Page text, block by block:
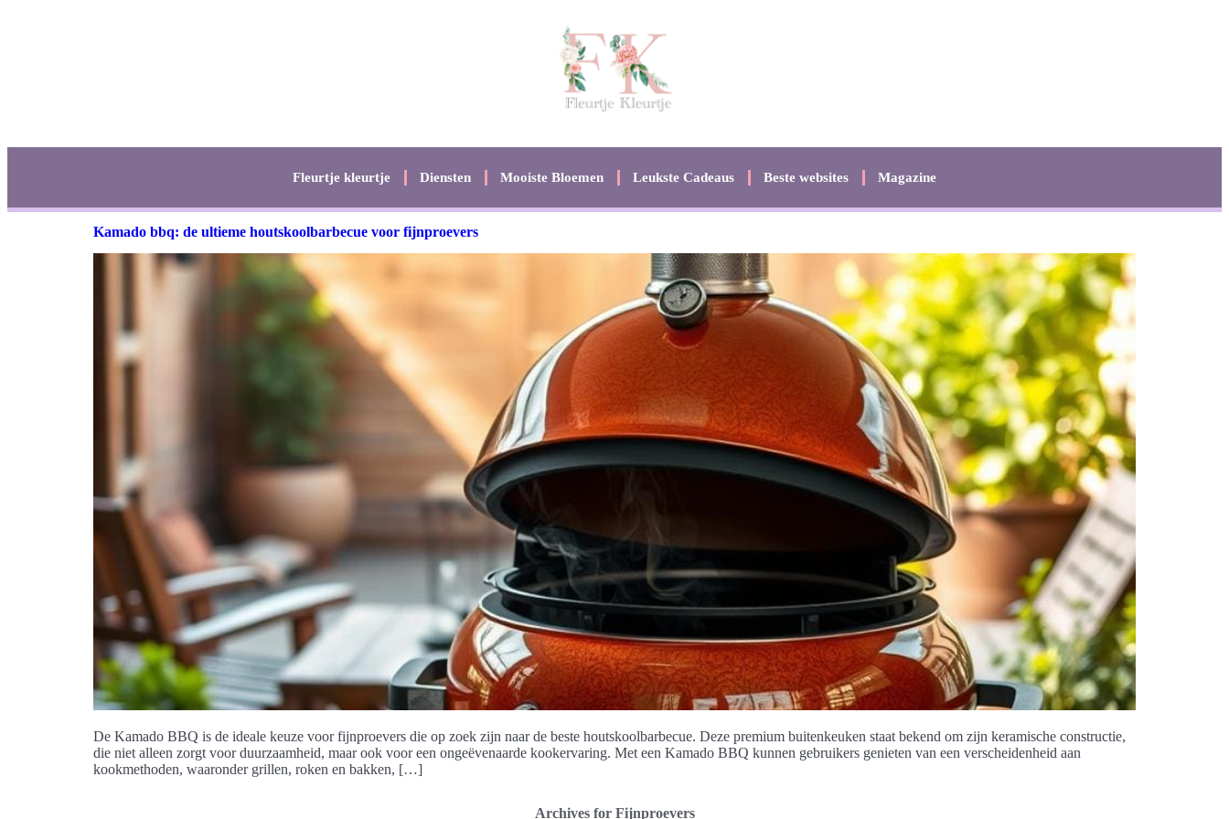
Fleurtje kleurtje Diensten Mooiste Bloemen Leukste Cadeaus Beste websites Magazine
Kamado bbq: de ultieme houtskoolbarbecue voor fijnproevers
De Kamado BBQ is de ideale keuze voor fijnproevers die op zoek zijn naar de beste houtskoolbarbecue. Deze premium buitenkeuken staat bekend om zijn keramische constructie,
die niet alleen zorgt voor duurzaamheid, maar ook voor een ongeëvenaarde kookervaring. Met een Kamado BBQ kunnen gebruikers genieten van een verscheidenheid aan
kookmethoden, waaronder grillen, roken en bakken, […]
Archives for Fijnproevers